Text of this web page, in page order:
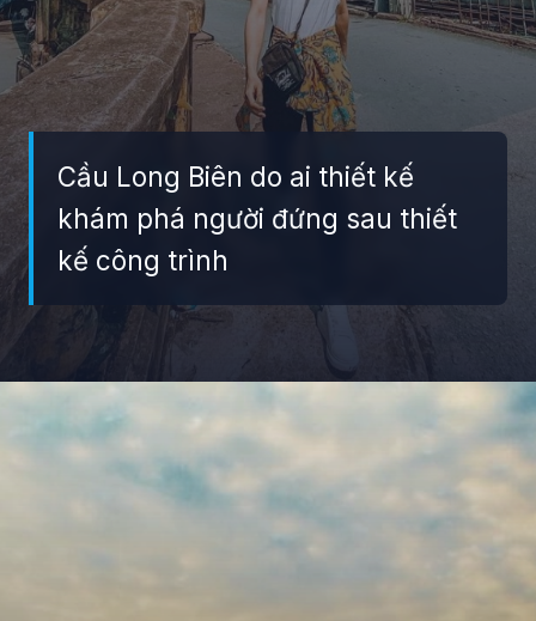
Cầu Long Biên do ai thiết kế
khám phá người đứng sau thiết
kế công trình
Đang mở